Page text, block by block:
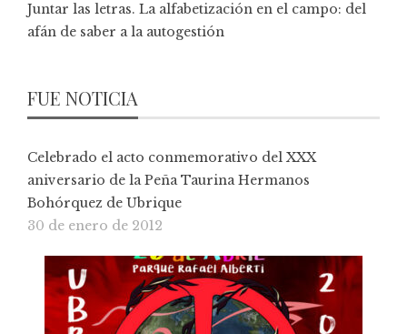
Juntar las letras. La alfabetización en el campo: del
afán de saber a la autogestión
FUE NOTICIA
Celebrado el acto conmemorativo del XXX
aniversario de la Peña Taurina Hermanos
Bohórquez de Ubrique
30 de enero de 2012